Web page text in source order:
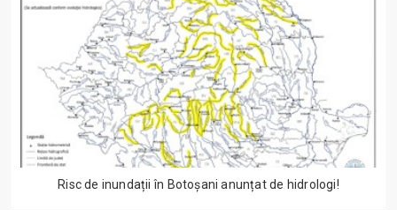
Risc de inundații în Botoșani anunțat de hidrologi!